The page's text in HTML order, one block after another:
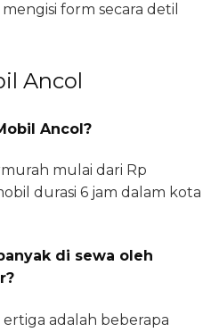
form secara detil
Ancol
Ancol?
mulai dari Rp
durasi 6 jam dalam kota
di sewa oleh
ertiga adalah beberapa